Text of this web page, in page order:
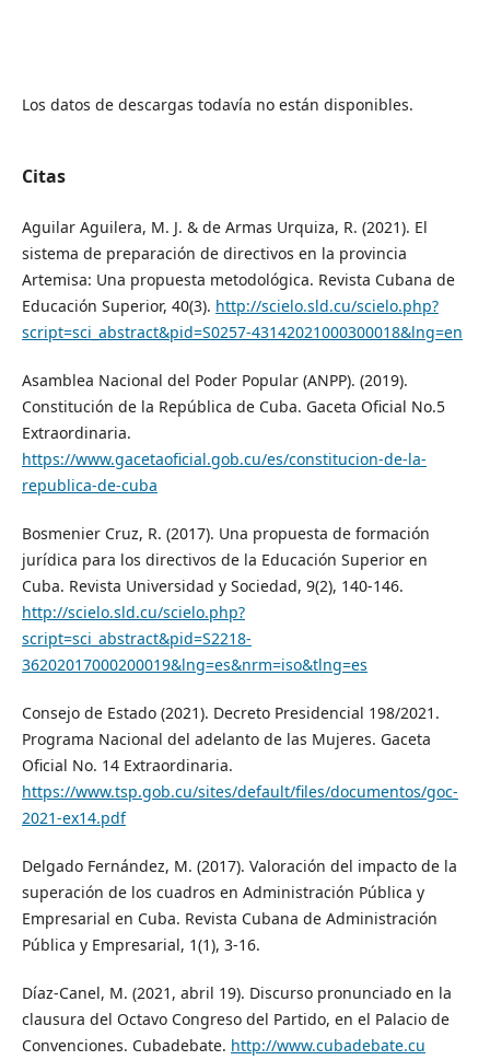
Los datos de descargas todavía no están disponibles.
Citas
Aguilar Aguilera, M. J. & de Armas Urquiza, R. (2021). El
sistema de preparación de directivos en la provincia
Artemisa: Una propuesta metodológica. Revista Cubana de
Educación Superior, 40(3). http://scielo.sld.cu/scielo.php?
script=sci_abstract&pid=S0257-43142021000300018&lng=en
Asamblea Nacional del Poder Popular (ANPP). (2019).
Constitución de la República de Cuba. Gaceta Oficial No.5
Extraordinaria.
https://www.gacetaoficial.gob.cu/es/constitucion-de-la-
republica-de-cuba
Bosmenier Cruz, R. (2017). Una propuesta de formación
jurídica para los directivos de la Educación Superior en
Cuba. Revista Universidad y Sociedad, 9(2), 140-146.
http://scielo.sld.cu/scielo.php?
script=sci_abstract&pid=S2218-
36202017000200019&lng=es&nrm=iso&tlng=es
Consejo de Estado (2021). Decreto Presidencial 198/2021.
Programa Nacional del adelanto de las Mujeres. Gaceta
Oficial No. 14 Extraordinaria.
https://www.tsp.gob.cu/sites/default/files/documentos/goc-
2021-ex14.pdf
Delgado Fernández, M. (2017). Valoración del impacto de la
superación de los cuadros en Administración Pública y
Empresarial en Cuba. Revista Cubana de Administración
Pública y Empresarial, 1(1), 3-16.
Díaz-Canel, M. (2021, abril 19). Discurso pronunciado en la
clausura del Octavo Congreso del Partido, en el Palacio de
Convenciones. Cubadebate. http://www.cubadebate.cu